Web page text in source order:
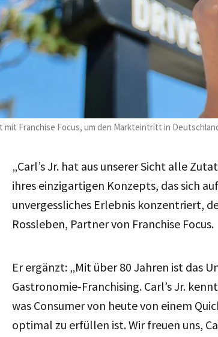
mit Franchise Focus, um den Markteintritt in
„Carl’s Jr. hat aus unserer Sicht alle
ihres einzigartigen Konzepts, das sich
unvergessliches Erlebnis konzentriert,
Rossleben, Partner von Franchise Focus.
Er ergänzt: „Mit über 80 Jahren ist das
Gastronomie-Franchising. Carl’s Jr.
was Consumer von heute von einem
optimal zu erfüllen ist. Wir freuen uns,